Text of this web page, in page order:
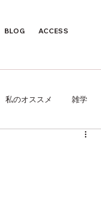
BLOG ACCESS
私のオススメ 雑学